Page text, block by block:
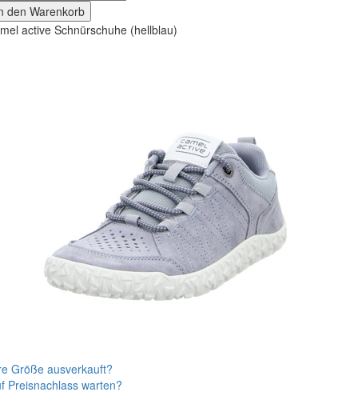
den Warenkorb
active Schnürschuhe (hellblau)
Größe ausverkauft?
Preisnachlass warten?